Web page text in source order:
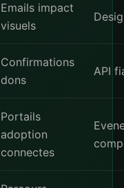
Emails impact
visuels
Confirmations
dons
API
Portails
adoption
connectes